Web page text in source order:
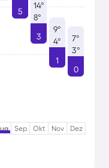
5
14°
8°
3
9°
4°
1
7°
3°
0
Sep Okt Nov Dez